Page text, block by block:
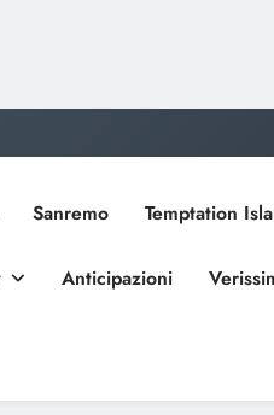
Sanremo Temptation
Anticipazioni